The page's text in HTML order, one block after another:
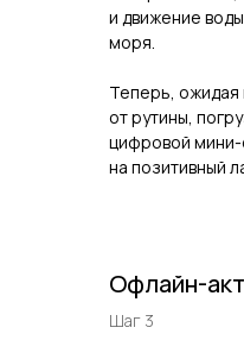
и движение
моря.
Теперь, ожидая
от рутины,
цифровой мини-
на позитивный
Офлайн-
Шаг 3